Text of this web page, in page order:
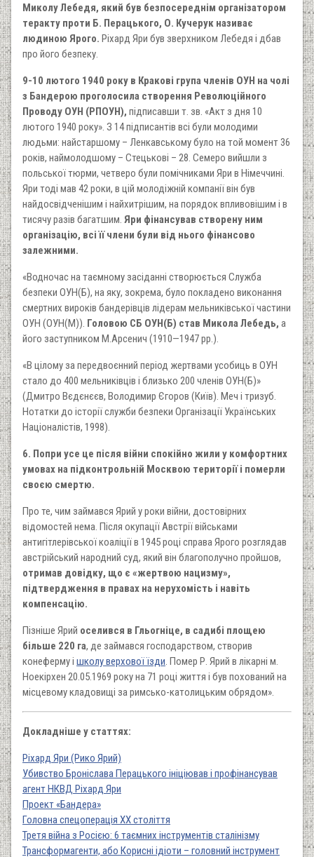
Миколу Лебедя, який був безпосереднім організатором
теракту проти Б. Перацького, О. Кучерук називає
людиною Ярого. Ріхард Яри був зверхником Лебедя і дбав
про його безпеку.
9-10 лютого 1940 року в Кракові група членів ОУН на чолі
з Бандерою проголосила створення Революційного
Проводу ОУН (РПОУН), підписавши т. зв. «Акт з дня 10
лютого 1940 року». З 14 підписантів всі були молодими
людьми: найстаршому – Ленкавському було на той момент 36
років, наймолодшому – Стецькові – 28. Семеро вийшли з
польської тюрми, четверо були помічниками Яри в Німеччині.
Яри тоді мав 42 роки, в цій молодіжній компанії він був
найдосвідченішим і найхитрішим, на порядок впливовішим і в
тисячу разів багатшим. Яри фінансував створену ним
організацію, всі її члени були від нього фінансово
залежними.
«Водночас на таємному засіданні створюється Служба
безпеки ОУН(Б), на яку, зокрема, було покладено виконання
смертних вироків бандерівців лідерам мельниківської частини
ОУН (ОУН(М)). Головою СБ ОУН(Б) став Микола Лебедь, а
його заступником М.Арсенич (1910—1947 рр.).
«В цілому за передвоєнний період жертвами усобиць в ОУН
стало до 400 мельниківців і близько 200 членів ОУН(Б)»
(Дмитро Вєдєнєєв, Володимир Єгоров (Київ). Меч і тризуб.
Нотатки до історії служби безпеки Організації Українських
Націоналістів, 1998).
6. Попри усе це після війни спокійно жили у комфортних
умовах на підконтрольній Москвою території і померли
своєю смертю.
Про те, чим займався Ярий у роки війни, достовірних
відомостей нема. Після окупації Австрії військами
антигітлерівської коаліції в 1945 році справа Ярого розглядав
австрійський народний суд, який він благополучно пройшов,
отримав довідку, що є «жертвою нацизму»,
підтвердження в правах на нерухомість і навіть
компенсацію.
Пізніше Ярий оселився в Гльогніце, в садибі площею
більше 220 га, де займався господарством, створив
конеферму і школу верхової їзди. Помер Р. Ярий в лікарні м.
Ноекірхен 20.05.1969 року на 71 році життя і був похований на
місцевому кладовищі за римсько-католицьким обрядом».
Докладніше у статтях:
Ріхард Яри (Рико Ярий)
Убивство Броніслава Перацького ініціював і профінансував
агент НКВД Ріхард Яри
Проект «Бандера»
Головна спецоперація ХХ століття
Третя війна з Росією: 6 таємних інструментів сталінізму
Трансформагенти, або Корисні ідіоти – головний інструмент